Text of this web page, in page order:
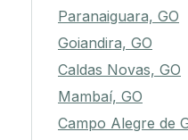
Paranaiguara, GO
Goiandira, GO
Caldas Novas, GO
Mambaí, GO
Campo Alegre de